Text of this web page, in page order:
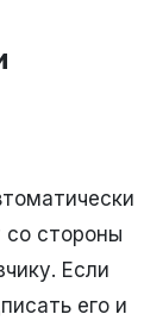
со стороны
Если
его и